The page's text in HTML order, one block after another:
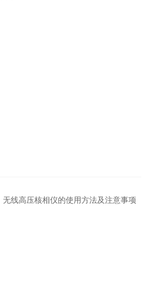
无线高压核相仪的使用方法及注意事项